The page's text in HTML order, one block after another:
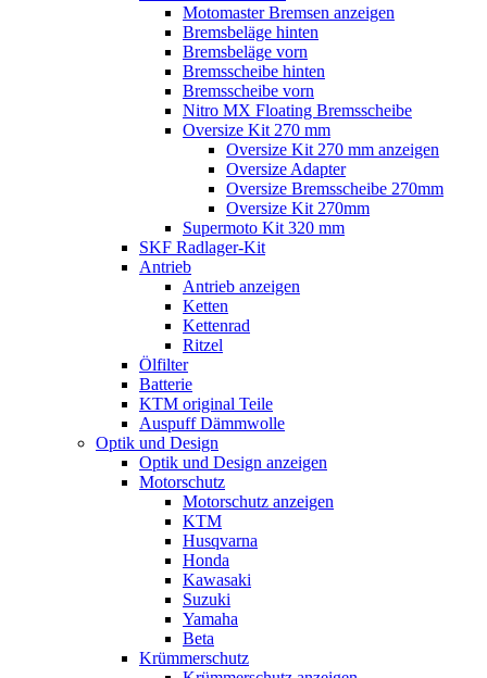
Motomaster Bremsen anzeigen
Bremsbeläge hinten
Bremsbeläge vorn
Bremsscheibe hinten
Bremsscheibe vorn
Nitro MX Floating Bremsscheibe
Oversize Kit 270 mm
Oversize Kit 270 mm anzeigen
Oversize Adapter
Oversize Bremsscheibe 270mm
Oversize Kit 270mm
Supermoto Kit 320 mm
SKF Radlager-Kit
Antrieb
Antrieb anzeigen
Ketten
Kettenrad
Ritzel
Ölfilter
Batterie
KTM original Teile
Auspuff Dämmwolle
Optik und Design
Optik und Design anzeigen
Motorschutz
Motorschutz anzeigen
KTM
Husqvarna
Honda
Kawasaki
Suzuki
Yamaha
Beta
Krümmerschutz